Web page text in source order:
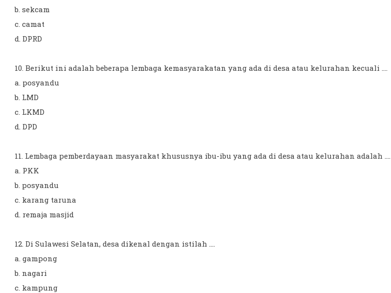
b. sekcam
c. camat
d. DPRD
10. Berikut ini adalah beberapa lembaga kemasyarakatan yang ada di desa atau kelurahan kecuali ....
a. posyandu
b. LMD
c. LKMD
d. DPD
11. Lembaga pemberdayaan masyarakat khususnya ibu-ibu yang ada di desa atau kelurahan adalah ....
a. PKK
b. posyandu
c. karang taruna
d. remaja masjid
12. Di Sulawesi Selatan, desa dikenal dengan istilah ....
a. gampong
b. nagari
c. kampung